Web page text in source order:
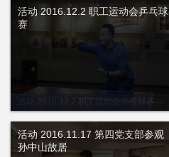
活动 2016.12.2 职工运动会乒乓球赛
活动 2016.12.2 职工运动会乒乓球
赛
活动 2016.11.17 第四党支部参观
孙中山故居